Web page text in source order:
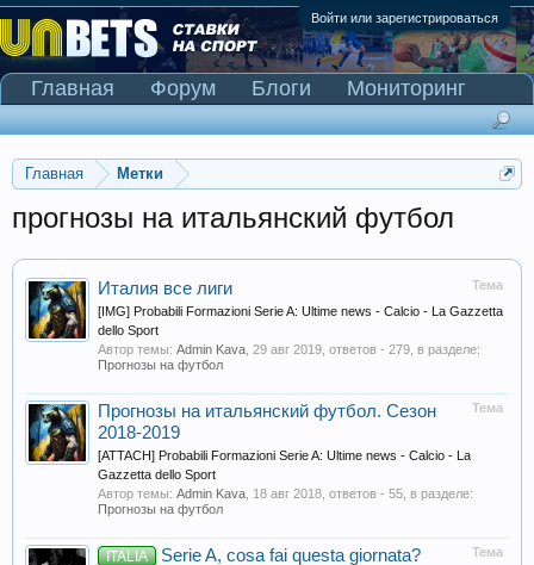
Войти или зарегистрироваться
Главная Метки
прогнозы на итальянский футбол
Тема
Италия все лиги
[IMG] Probabili Formazioni Serie A: Ultime news - Calcio - La Gazzetta
dello Sport
Автор темы: Admin Kava 29 авг 2019 , ответов - 279, в разделе:
Прогнозы на футбол
Тема
Прогнозы на итальянский футбол. Сезон
2018-2019
[ATTACH] Probabili Formazioni Serie A: Ultime news - Calcio - La
Gazzetta dello Sport
Автор темы: Admin Kava 18 авг 2018 , ответов - 55, в разделе:
Прогнозы на футбол
Тема
ITALIA Serie A, cosa fai questa giornata?
Главная Форум Блоги
Мониторинг
Сканер Pinnacle